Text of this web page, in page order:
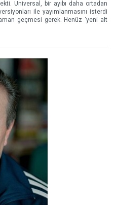
Universal, bir ayıbı daha ortadan
ile yayımlanmasını isterdi
geçmesi gerek. Henüz ‘yeni alt